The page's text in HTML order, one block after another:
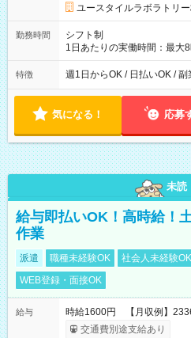
形態：本採用時と同じです。
ユースタイルラボラトリ
勤務時間
シフト制
1日あたりの実働時間：最大
の間で8時間勤務（休憩時間は法定通り）
なし ＊＊ 勤務時間例 ＊＊ ■8時から17時 ■9時から18時 ■10
定（毎週同じ曜日勤務）
特徴 週1日からOK / 日払いOK /
気になる！ 応募
未読
給与即払いOK！高時給！
作業
派遣 職種未経験OK 社会人未経験OK
WEB登録・面接OK
給与
時給1600円 【月収例】
交通費別途支給あり